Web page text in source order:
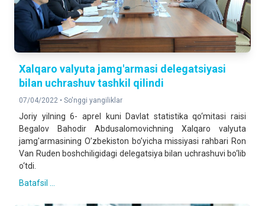
Xalqaro valyuta jamg'armasi delegatsiyasi
bilan uchrashuv tashkil qilindi
07/04/2022 • So'nggi yangiliklar
Joriy yilning 6- aprel kuni Davlat statistika qo‘mitasi raisi
Begalov Bahodir Abdusalomovichning Xalqaro valyuta
jamg'armasining O’zbekiston bo’yicha missiyasi rahbari Ron
Van Ruden boshchiligidagi delegatsiya bilan uchrashuvi bo‘lib
o‘tdi.
Batafsil ...